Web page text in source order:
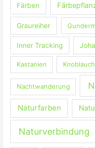
Färben
Graureiher
Inner Tracking
Kastanien
Nachtwanderung
Naturfarben
Naturverbindung